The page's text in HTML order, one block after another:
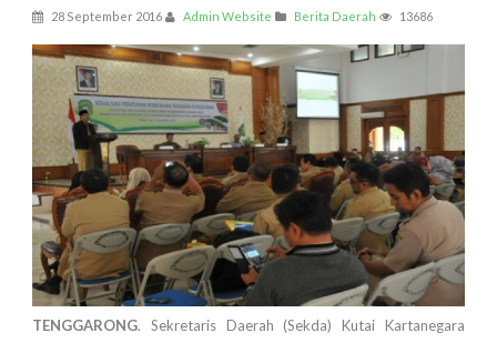
28 September 2016 Admin Website Berita Daerah 13686
TENGGARONG. Sekretaris Daerah (Sekda) Kutai Kartanegara